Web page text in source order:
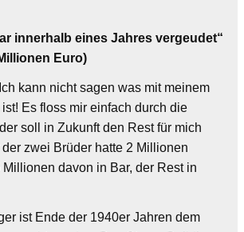
innerhalb eines Jahres vergeudet“
Euro)
kann nicht sagen was mit meinem
Es floss mir einfach durch die
soll in Zukunft den Rest für mich
zwei Brüder hatte 2 Millionen
davon in Bar, der Rest in
ist Ende der 1940er Jahren dem